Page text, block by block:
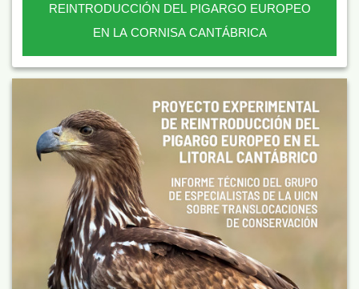
REINTRODUCCIÓN DEL PIGARGO EUROPEO
EN LA CORNISA CANTÁBRICA